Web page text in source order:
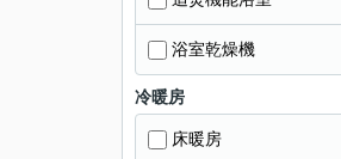
浴室乾燥機
冷暖房
床暖房